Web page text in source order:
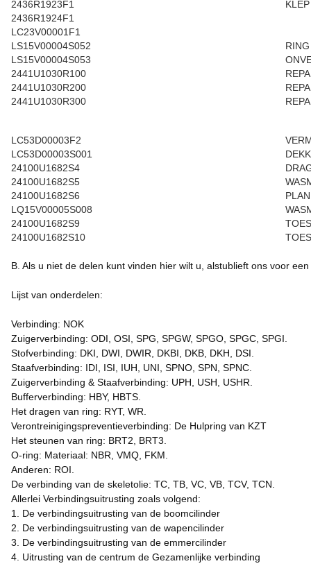
2436R1923F1
2436R1924F1
LC23V00001F1
LS15V00004S052
RING
LS15V00004S053
2441U1030R100
2441U1030R200
2441U1030R300
LC53D00003F2
LC53D00003S001
24100U1682S4
24100U1682S5
24100U1682S6
LQ15V00005S008
24100U1682S9
24100U1682S10
B. Als u niet de delen kunt vinden hier wilt u, alstublieft ons voor
Lijst van onderdelen:
Verbinding: NOK
Zuigerverbinding: ODI, OSI, SPG, SPGW, SPGO, SPGC, SPGI.
Stofverbinding: DKI, DWI, DWIR, DKBI, DKB, DKH, DSI.
Staafverbinding: IDI, ISI, IUH, UNI, SPNO, SPN, SPNC.
Zuigerverbinding & Staafverbinding: UPH, USH, USHR.
Bufferverbinding: HBY, HBTS.
Het dragen van ring: RYT, WR.
Verontreinigingspreventieverbinding: De Hulpring van KZT
Het steunen van ring: BRT2, BRT3.
O-ring: Materiaal: NBR, VMQ, FKM.
Anderen: ROI.
De verbinding van de skeletolie: TC, TB, VC, VB, TCV, TCN.
Allerlei Verbindingsuitrusting zoals volgend:
1. De verbindingsuitrusting van de boomcilinder
2. De verbindingsuitrusting van de wapencilinder
3. De verbindingsuitrusting van de emmercilinder
4. Uitrusting van de centrum de Gezamenlijke verbinding